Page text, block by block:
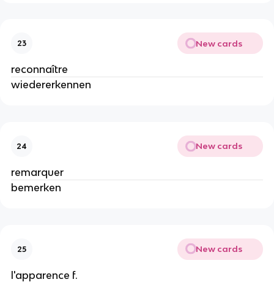
23 New cards
reconnaître
wiedererkennen
24 New cards
remarquer
bemerken
25 New cards
l'apparence f.